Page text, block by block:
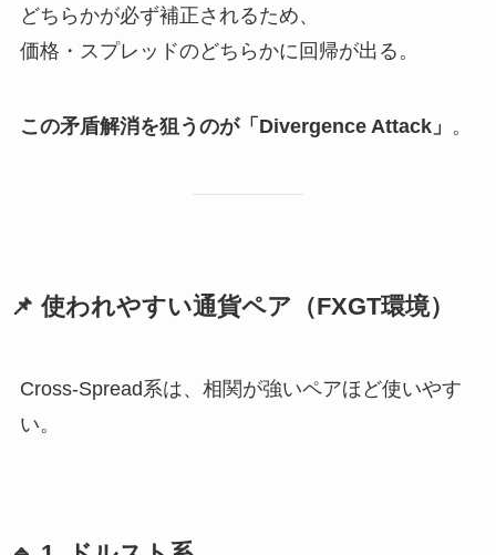
どちらかが必ず補正されるため、
価格・スプレッドのどちらかに回帰が出る。
この矛盾解消を狙うのが「Divergence Attack」 。
📌 使われやすい通貨ペア（FXGT環境）
Cross-Spread系は、相関が強いペアほど使いやす
い。